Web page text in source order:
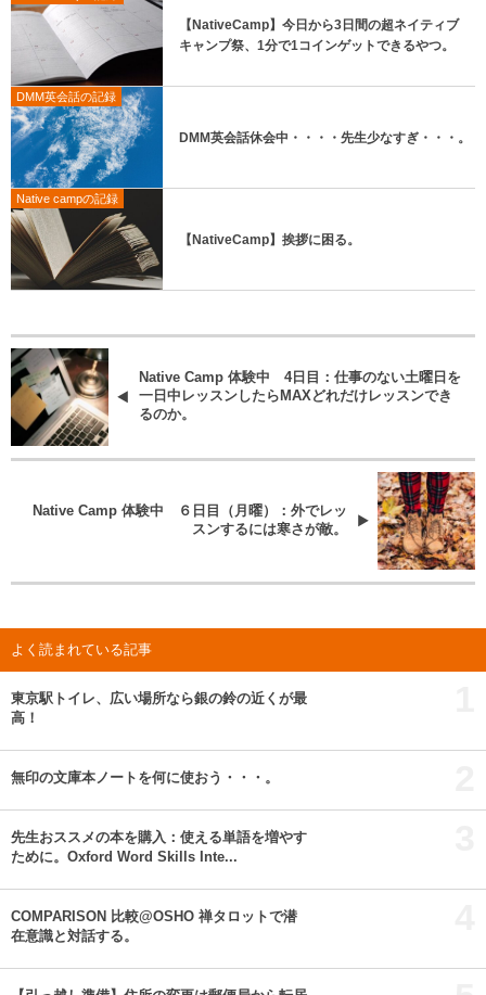
【NativeCamp】今日から3日間の超ネイティブ
キャンプ祭、1分で1コインゲットできるやつ。
DMM英会話の記録
DMM英会話休会中・・・・先生少なすぎ・・・。
Native campの記録
【NativeCamp】挨拶に困る。
Native Camp 体験中 4日目：仕事のない土曜日を
一日中レッスンしたらMAXどれだけレッスンでき
るのか。
Native Camp 体験中 ６日目（月曜）：外でレッ
スンするには寒さが敵。
よく読まれている記事
東京駅トイレ、広い場所なら銀の鈴の近くが最
高！
無印の文庫本ノートを何に使おう・・・。
先生おススメの本を購入：使える単語を増やす
ために。Oxford Word Skills Inte...
COMPARISON 比較@OSHO 禅タロットで潜
在意識と対話する。